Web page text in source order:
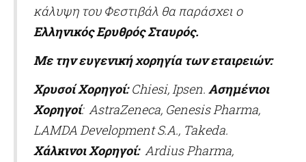
κάλυψη του Φεστιβάλ θα παράσχει ο
Ελληνικός Ερυθρός Σταυρός.
Με την ευγενική χορηγία των εταιρειών:
Χρυσοί Χορηγοί: Chiesi,Ipsen. Ασημένιοι
Χορηγοί: AstraZeneca, GenesisPharma,
LAMDADevelopment S.A., Takeda.
ΧάλκινοιΧορηγοί:Ardius Pharma,